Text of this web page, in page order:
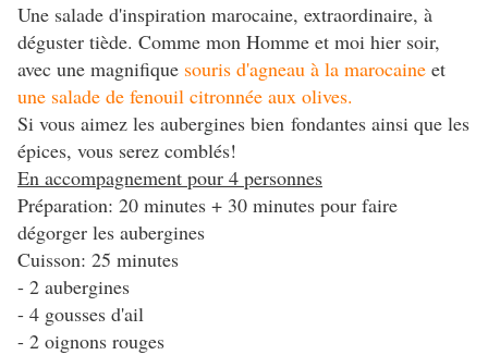
Une salade d'inspiration marocaine, extraordinaire, à
déguster tiède. Comme mon Homme et moi hier soir,
avec une magnifique souris d'agneau à la marocaine et
une salade de fenouil citronnée aux olives.
Si vous aimez les aubergines bien fondantes ainsi que les
épices, vous serez comblés!
En accompagnement pour 4 personnes
Préparation: 20 minutes + 30 minutes pour faire
dégorger les aubergines
Cuisson: 25 minutes
- 2 aubergines
- 4 gousses d'ail
- 2 oignons rouges